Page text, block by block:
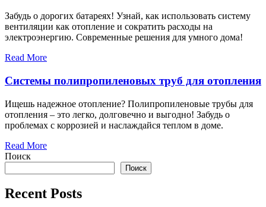
Забудь о дорогих батареях! Узнай, как использовать систему
вентиляции как отопление и сократить расходы на
электроэнергию. Современные решения для умного дома!
Read More
Системы полипропиленовых труб для отопления
Ищешь надежное отопление? Полипропиленовые трубы для
отопления – это легко, долговечно и выгодно! Забудь о
проблемах с коррозией и наслаждайся теплом в доме.
Read More
Поиск
Поиск
Recent Posts